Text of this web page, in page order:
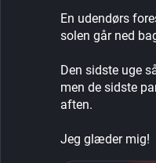
En udendørs
solen går ned
Den sidste uge
men de sidste
aften.
Jeg glæder mig!